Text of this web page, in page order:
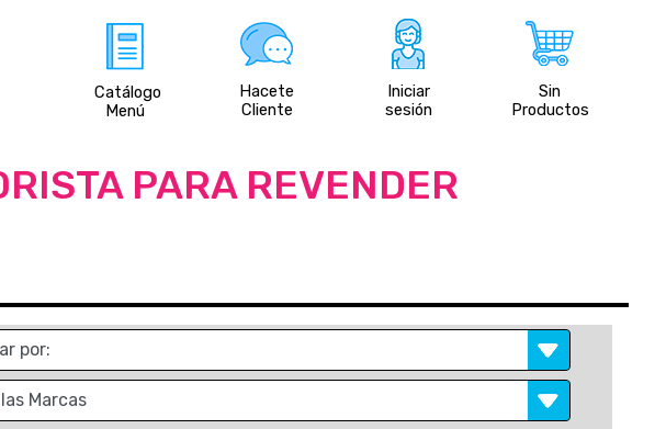
Catálogo
Menú
Hacete
Cliente
Iniciar
sesión
Sin
Productos
PARA REVENDER